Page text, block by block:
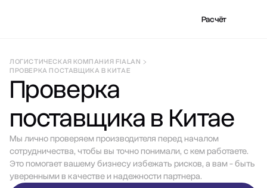
Расчёт
ЛОГИСТИЧЕСКАЯ КОМПАНИЯ FIALAN
ПРОВЕРКА ПОСТАВЩИКА В КИТАЕ
Проверка
поставщика в Китае
Мы лично проверяем производителя перед началом
сотрудничества, чтобы вы точно понимали, с кем работаете.
Это помогает вашему бизнесу избежать рисков, а вам - быть
уверенными в качестве и надежности партнера.